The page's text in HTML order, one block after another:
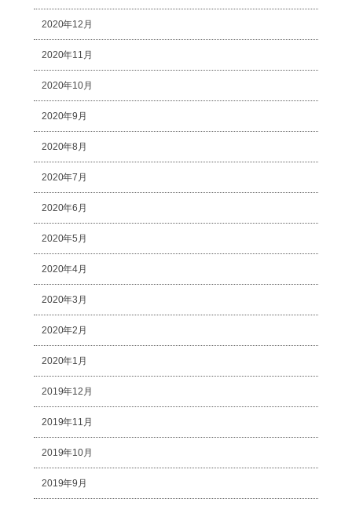
2020年12月
2020年11月
2020年10月
2020年9月
2020年8月
2020年7月
2020年6月
2020年5月
2020年4月
2020年3月
2020年2月
2020年1月
2019年12月
2019年11月
2019年10月
2019年9月